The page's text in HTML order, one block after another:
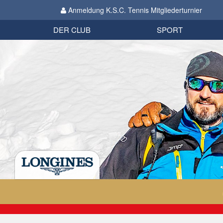
Anmeldung K.S.C. Tennis Mitgliederturnier
DER CLUB
Organisation
SPORT
Biathlon
Datenschutzverordnung 2018
Impressum